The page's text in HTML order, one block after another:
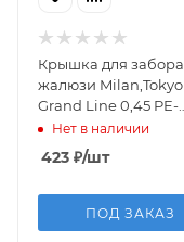
Крышка для забора
жалюзи Milan,Tokyo
Grand Line 0,45 PE-
Double RAL 7024
мокрый асфальт (2м)
Нет в наличии
423 ₽/шт
ПОД ЗАКАЗ